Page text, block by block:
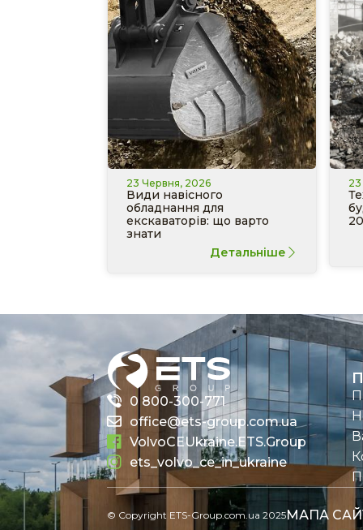
23 Червня, 2026
Види навісного
обладнання для
екскаваторів: що варто
знати
Детальніше
0 800-300-771
office@ets-group.com.ua
VolvoCEUkraine.ETS.Group
ets_volvo_ce_in_ukraine
© Copyright ETS-Group.com.ua 2025МАПА